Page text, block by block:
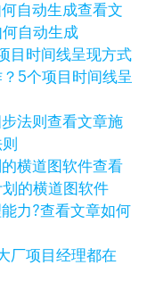
查看文
自动生成
5个项目时间线呈
查看文章施
查看
的横道图软件
查看文章如何